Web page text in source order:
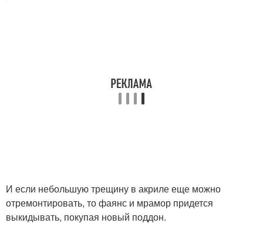
И если небольшую трещину в акриле еще можно
отремонтировать, то фаянс и мрамор придется
выкидывать, покупая новый поддон.